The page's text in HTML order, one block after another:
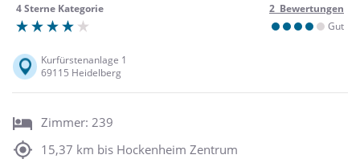
4 Sterne Kategorie
2 Bewertungen
Gut
Kurfürstenanlage 1
69115 Heidelberg
Zimmer: 239
15,37 km bis Hockenheim Zentrum